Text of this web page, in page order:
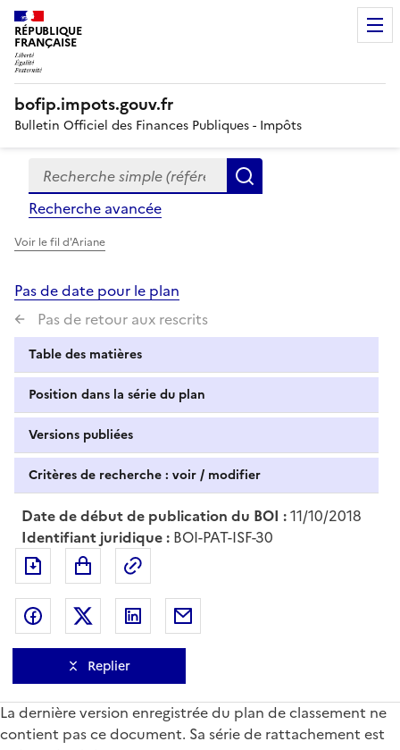
RÉPUBLIQUE
FRANÇAISE
bofip.impots.gouv.fr
Bulletin Officiel des Finances Publiques - Impôts
Formulaire
de
recherche
Recherche simple (références, mots clés, partie du
Recherche avancée
Voir le fil d'Ariane
Pas de date pour le plan
Pas de retour aux rescrits
Table des matières
Position dans la série du plan
Versions publiées
Critères de recherche : voir / modifier
Date de début de publication du BOI :11/10/2018
Identifiant juridique : BOI-PAT-ISF-30
Exporter le document au format pdf
Partager sur Facebook
Partager sur Twitter
Partager sur LinkedIn
Replier
La dernière version enregistrée du plan de classement ne
contient pas ce document. Sa série de rattachement est